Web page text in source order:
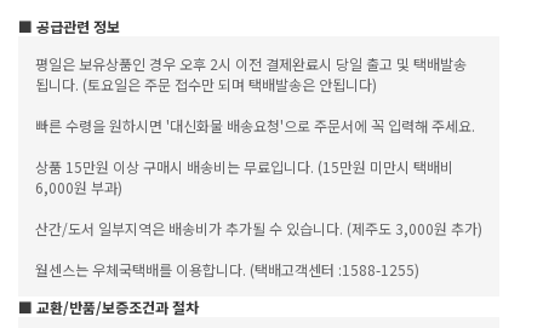
■ 공급관련 정보
평일은 보유상품인 경우 오후 2시 이전 결제완료시 당일 출고 및 택배발송
됩니다. (토요일은 주문 접수만 되며 택배발송은 안됩니다)
빠른 수령을 원하시면 '대신화물 배송요청'으로 주문서에 꼭 입력해 주세요.
상품 15만원 이상 구매시 배송비는 무료입니다. (15만원 미만시 택배비
6,000원 부과)
산간/도서 일부지역은 배송비가 추가될 수 있습니다. (제주도 3,000원 추가)
월센스는 우체국택배를 이용합니다. (택배고객센터 :1588-1255)
■ 교환/반품/보증조건과 절차